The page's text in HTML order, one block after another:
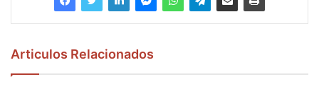
Articulos Relacionados